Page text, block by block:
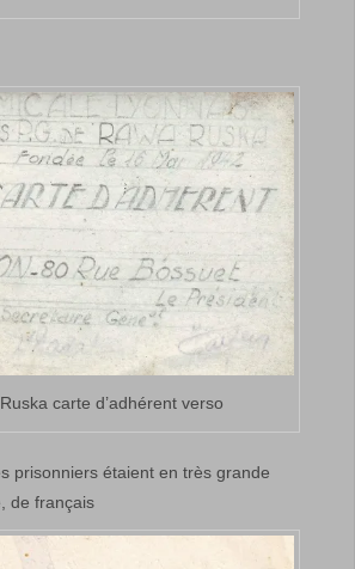
carte d’adhérent verso
prisonniers étaient en très grande
de français